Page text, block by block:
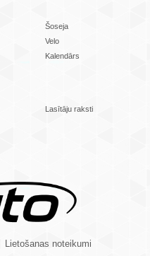
Šoseja
Velo
Kalendārs
Lasītāju raksti
Lietošanas noteikumi